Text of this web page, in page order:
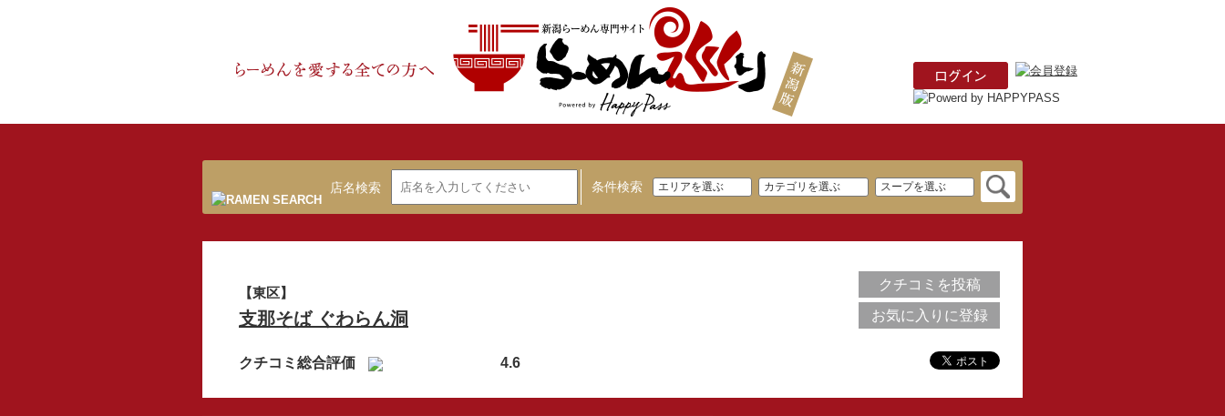
店名検索 条件検索
【東区】
支那そば ぐわらん洞
クチコミ総合評価 4.6
クチコミを投稿
お気に入りに登録